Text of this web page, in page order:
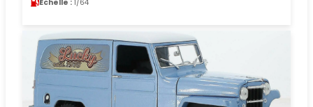
Echelle : 1/64